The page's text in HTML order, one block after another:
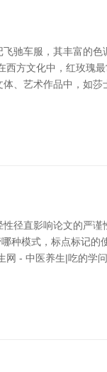
驰车服，其丰富的
西方文化中，红玫瑰
、艺术作品中，如
径直影响论文的严
哪种模式，标点标记
网 - 中医养生|吃的学